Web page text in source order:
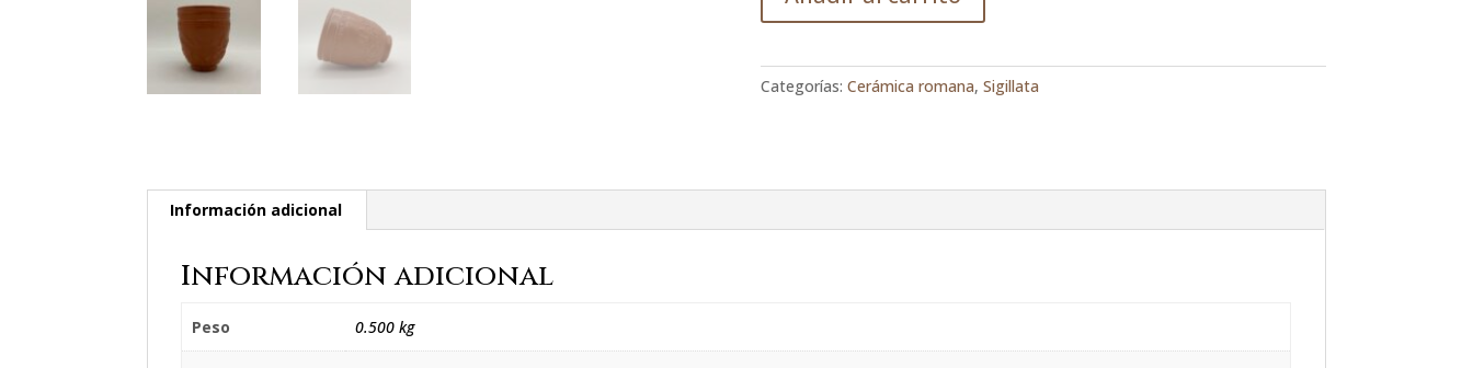
Categorías: Cerámica romana, Sigillata
Información adicional
Información adicional
Peso 0.500 kg